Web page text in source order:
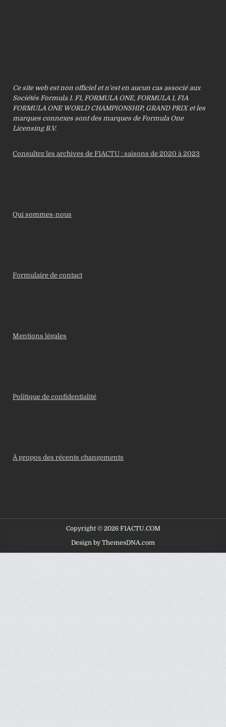
Ce site web est non officiel et n’est en aucun cas associé aux
Sociétés Formula 1. F1, FORMULA ONE, FORMULA 1, FIA
FORMULA ONE WORLD CHAMPIONSHIP, GRAND PRIX et les
marques connexes sont des marques de Formula One
Licensing B.V.
Consultez les archives de F1ACTU : saisons de 2020 à 2023
Qui sommes-nous
Formulaire de contact
Mentions légales
Politique de confidentialité
À propos des récents changements
Copyright © 2026 F1ACTU.COM
Design by ThemesDNA.com